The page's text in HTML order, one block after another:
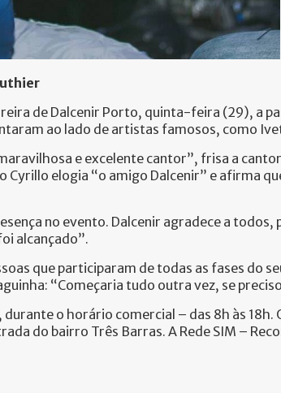
de Dalcenir Porto, quinta-feira (29), a
ao lado de artistas famosos, como
e excelente cantor”, frisa a
elogia “o amigo Dalcenir” e afirma
no evento. Dalcenir agradece a todos,
alcançado”.
que participaram de todas as fases do
“Começaria tudo outra vez, se
o horário comercial – das 8h às 18h.
do bairro Três Barras. A Rede SIM –